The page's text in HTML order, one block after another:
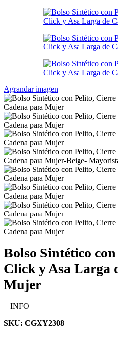
Agrandar imagen
Bolso Sintético
Click y Asa Larga
Mujer
+ INFO
SKU: CGXY2308